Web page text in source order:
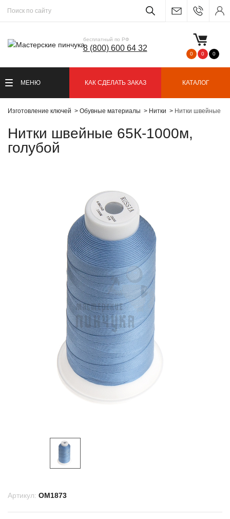
бесплатный по РФ
8 (800) 600 64 32
0 0 0
МЕНЮ КАК СДЕЛАТЬ ЗАКАЗ КАТАЛОГ
Изготовление ключей Обувные материалы Нитки Нитки швейные
Нитки швейные 65К-1000м,
голубой
Артикул: OM1873